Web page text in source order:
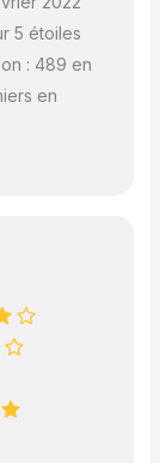
5 étoiles
: 489 en
en